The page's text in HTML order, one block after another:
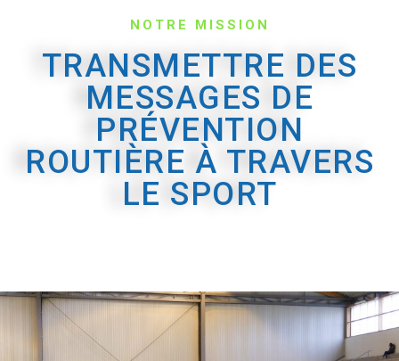
NOTRE MISSION
TRANSMETTRE DES
MESSAGES DE
PRÉVENTION
ROUTIÈRE À TRAVERS
LE SPORT